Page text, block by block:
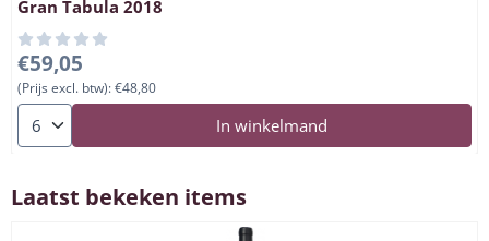
Gran Tabula 2018
Prijs: 59,05, exclusief btw: 48,80
€59,05
(Prijs excl. btw):€48,80
Aantal kiezen voor Gran Tabula 2018
In winkelmand
Laatst bekeken items